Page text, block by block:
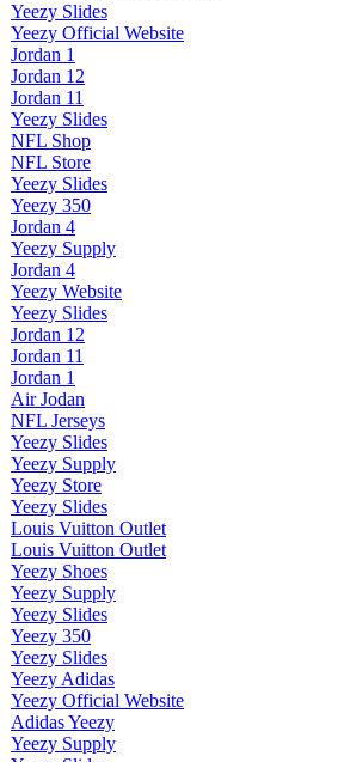
Yeezy Slides
Yeezy Official Website
Jordan 1
Jordan 12
Jordan 11
Yeezy Slides
NFL Shop
NFL Store
Yeezy Slides
Yeezy 350
Jordan 4
Yeezy Supply
Jordan 4
Yeezy Website
Yeezy Slides
Jordan 12
Jordan 11
Jordan 1
Air Jodan
NFL Jerseys
Yeezy Slides
Yeezy Supply
Yeezy Store
Yeezy Slides
Louis Vuitton Outlet
Louis Vuitton Outlet
Yeezy Shoes
Yeezy Supply
Yeezy Slides
Yeezy 350
Yeezy Slides
Yeezy Adidas
Yeezy Official Website
Adidas Yeezy
Yeezy Supply